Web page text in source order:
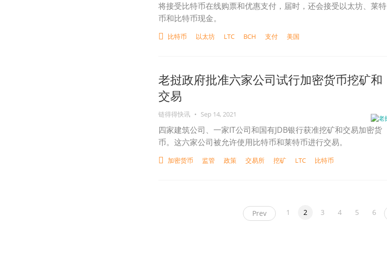
将接受比特币在线购票和优惠支付，届时，还会接受以太坊、莱特
币和比特币现金。
比特币 以太坊 LTC BCH 支付 美国
老挝政府批准六家公司试行加密货币挖矿和
交易
链得得快讯 • Sep 14, 2021
四家建筑公司、一家IT公司和国有JDB银行获准挖矿和交易加密货
币。这六家公司被允许使用比特币和莱特币进行交易。
加密货币 监管 政策 交易所 挖矿 LTC 比特币
Prev 1 2 3 4 5 6